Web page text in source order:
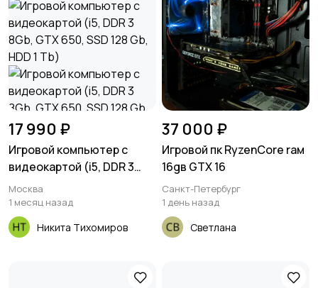
17 990 ₽
Игровой компьютер с
видеокартой (i5, DDR 3
8Gb, GTX 650, SSD 128 Gb,
HDD 1 Tb)
Москва
1 месяц назад
Никита Тихомиров
37 000 ₽
Игровой пк RyzenCore rам
16gв GTX 16
Санкт-Петербург
1 день назад
Светлана